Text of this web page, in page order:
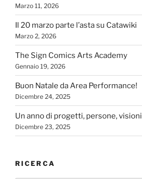
Marzo 11, 2026
Il 20 marzo parte l’asta su Catawiki
Marzo 2, 2026
The Sign Comics Arts Academy
Gennaio 19, 2026
Buon Natale da Area Performance!
Dicembre 24, 2025
Un anno di progetti, persone, visioni
Dicembre 23, 2025
RICERCA